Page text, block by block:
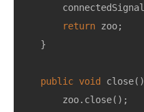
connectedSignal
return zoo;
}
public void close()
zoo. close();